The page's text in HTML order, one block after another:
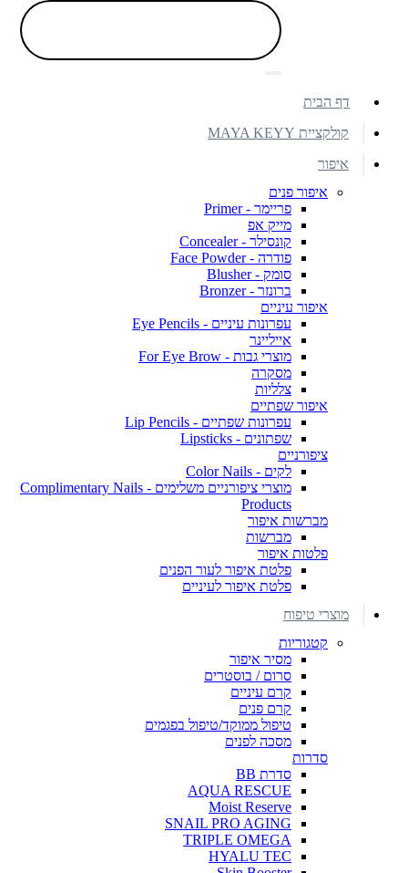
דף הבית
קולקציית MAYA KEYY
איפור
איפור פנים
פריימר - Primer
מייק אפ
קונסילר - Concealer
פודרה - Face Powder
סומק - Blusher
ברונזר - Bronzer
איפור עיניים
עפרונות עיניים - Eye Pencils
אייליינר
מוצרי גבות - For Eye Brow
מסקרה
צלליות
איפור שפתיים
עפרונות שפתיים - Lip Pencils
שפתונים - Lipsticks
ציפורניים
לקים - Color Nails
מוצרי ציפורניים משלימים - Complimentary Nails
Products
מברשות איפור
מברשות
פלטות איפור
פלטת איפור לעור הפנים
פלטת איפור לעיניים
מוצרי טיפוח
קטגוריות
מסיר איפור
סרום / בוסטרים
קרם עיניים
קרם פנים
טיפול ממוקד/טיפול בפגמים
מסכה לפנים
סדרות
סדרת BB
AQUA RESCUE
Moist Reserve
SNAIL PRO AGING
TRIPLE OMEGA
HYALU TEC